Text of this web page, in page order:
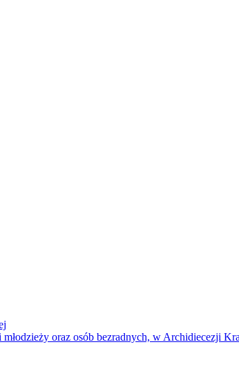
oraz osób bezradnych, w Archidiecezji